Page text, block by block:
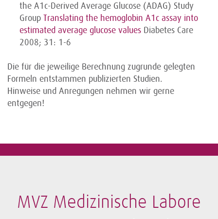
the A1c-Derived Average Glucose (ADAG) Study
Group Translating the hemoglobin A1c assay into
estimated average glucose values Diabetes Care
2008; 31: 1-6
Die für die jeweilige Berechnung zugrunde gelegten
Formeln entstammen publizierten Studien.
Hinweise und Anregungen nehmen wir gerne
entgegen!
MVZ Medizinische Labore